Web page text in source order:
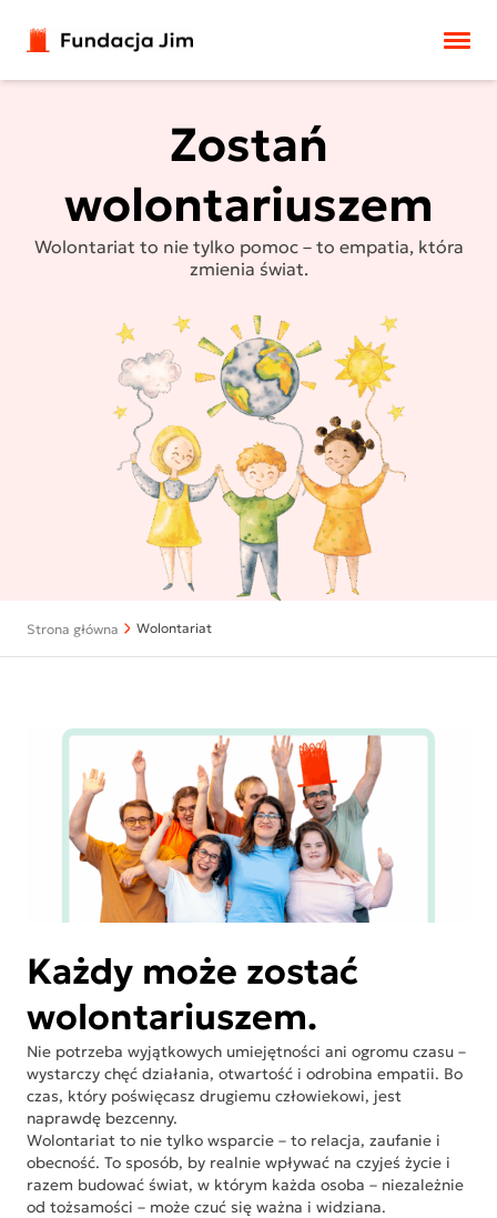
Zostań
wolontariuszem
Wolontariat to nie tylko pomoc – to empatia, która
zmienia świat.
Strona główna Wolontariat
Każdy może zostać
wolontariuszem.
Nie potrzeba wyjątkowych umiejętności ani ogromu czasu –
wystarczy chęć działania, otwartość i odrobina empatii. Bo
czas, który poświęcasz drugiemu człowiekowi, jest
naprawdę bezcenny.
Wolontariat to nie tylko wsparcie – to relacja, zaufanie i
obecność. To sposób, by realnie wpływać na czyjeś życie i
razem budować świat, w którym każda osoba – niezależnie
od tożsamości – może czuć się ważna i widziana.